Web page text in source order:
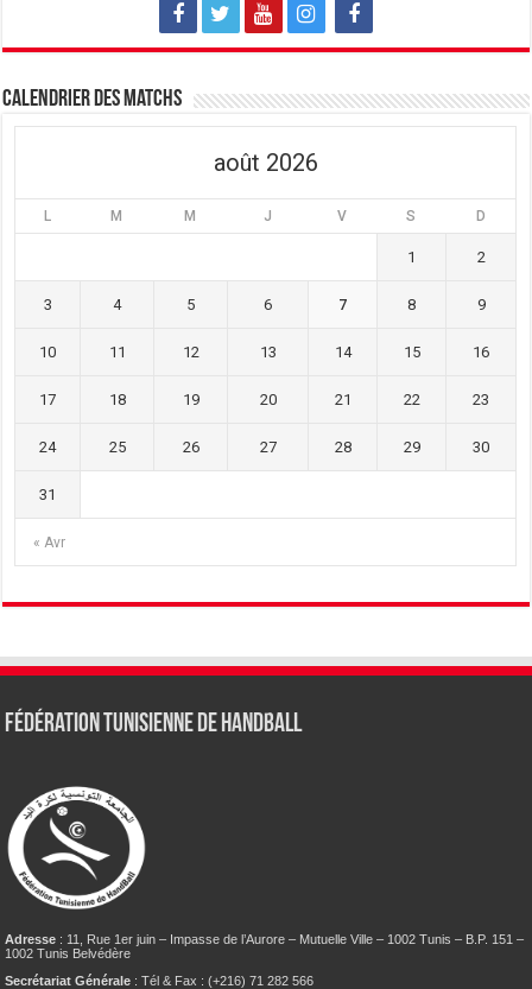
Calendrier des matchs
août 2026
L M M J V S D
« Avr
1 2
3 4 5 6 7 8 9
10 11 12 13 14 15 16
17 18 19 20 21 22 23
24 25 26 27 28 29 30
31
Fédération tunisienne de Handball
Adresse : 11, Rue 1er juin – Impasse de l’Aurore – Mutuelle Ville – 1002 Tunis – B.P. 151 –
1002 Tunis Belvédère
Secrétariat Générale : Tél & Fax : (+216) 71 282 566